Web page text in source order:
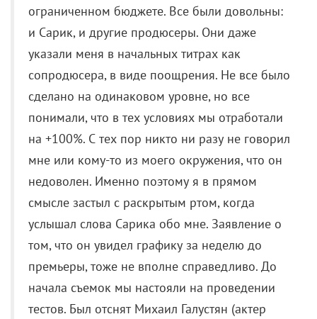
понимали, что в тех условиях мы отработали
на +100%. С тех пор никто ни разу не говорил
мне или кому-то из моего окружения, что он
недоволен. Именно поэтому я в прямом
смысле застыл с раскрытым ртом, когда
услышал слова Сарика обо мне. Заявление о
том, что он увидел графику за неделю до
премьеры, тоже не вполне справедливо. До
начала съемок мы настояли на проведении
тестов. Был отснят Михаил Галустян (актер
сыграл роль Карлосона— прим. КР),
предложены варианты обработки
и соответствующие сметы, сделаны тестовые
изменения пропорций. Тесты понравились,
и концепция была принята. В процессе пост-